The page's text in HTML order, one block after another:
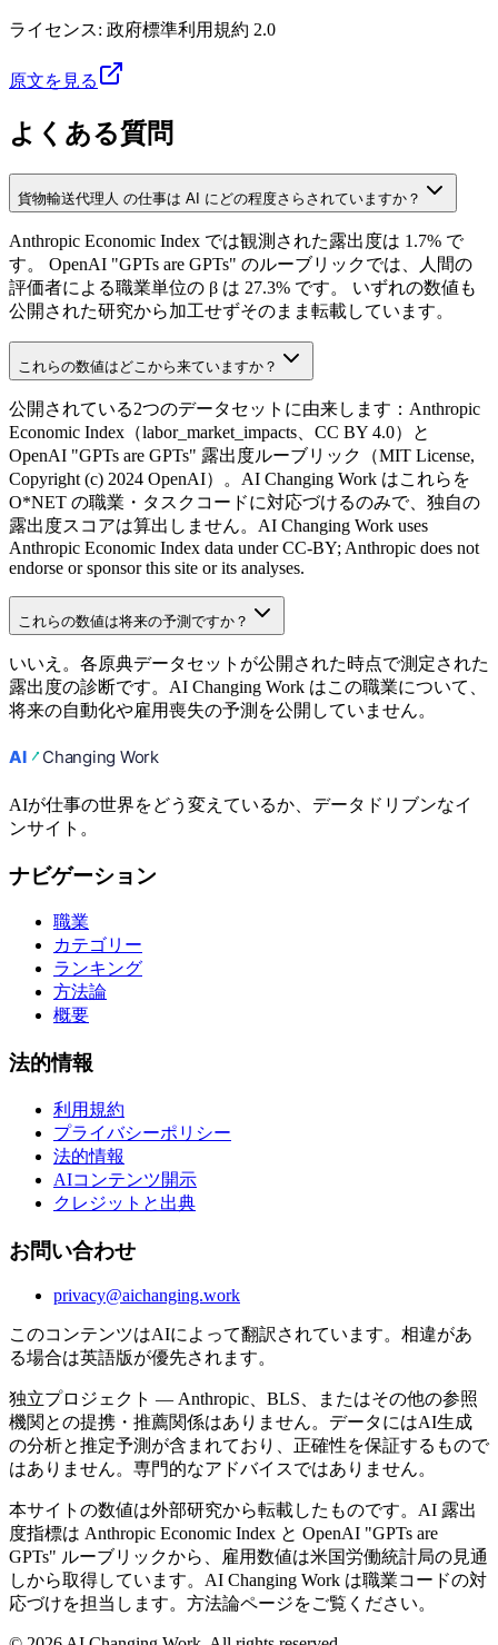
ライセンス: 政府標準利用規約 2.0
原文を見る
よくある質問
貨物輸送代理人 の仕事は AI にどの程度さらされていますか？
Anthropic Economic Index では観測された露出度は 1.7% で
す。 OpenAI "GPTs are GPTs" のルーブリックでは、人間の
評価者による職業単位の β は 27.3% です。 いずれの数値も
公開された研究から加工せずそのまま転載しています。
これらの数値はどこから来ていますか？
公開されている2つのデータセットに由来します：Anthropic
Economic Index（labor_market_impacts、CC BY 4.0）と
OpenAI "GPTs are GPTs" 露出度ルーブリック（MIT License,
Copyright (c) 2024 OpenAI）。AI Changing Work はこれらを
O*NET の職業・タスクコードに対応づけるのみで、独自の
露出度スコアは算出しません。AI Changing Work uses
Anthropic Economic Index data under CC-BY; Anthropic does not
endorse or sponsor this site or its analyses.
これらの数値は将来の予測ですか？
いいえ。各原典データセットが公開された時点で測定された
露出度の診断です。AI Changing Work はこの職業について、
将来の自動化や雇用喪失の予測を公開していません。
AIが仕事の世界をどう変えているか、データドリブンなイ
ンサイト。
ナビゲーション
職業
カテゴリー
ランキング
方法論
概要
法的情報
利用規約
プライバシーポリシー
法的情報
AIコンテンツ開示
クレジットと出典
お問い合わせ
privacy@aichanging.work
このコンテンツはAIによって翻訳されています。相違があ
る場合は英語版が優先されます。
独立プロジェクト — Anthropic、BLS、またはその他の参照
機関との提携・推薦関係はありません。データにはAI生成
の分析と推定予測が含まれており、正確性を保証するもので
はありません。専門的なアドバイスではありません。
本サイトの数値は外部研究から転載したものです。AI 露出
度指標は Anthropic Economic Index と OpenAI "GPTs are
GPTs" ルーブリックから、雇用数値は米国労働統計局の見通
しから取得しています。AI Changing Work は職業コードの対
応づけを担当します。方法論ページをご覧ください。